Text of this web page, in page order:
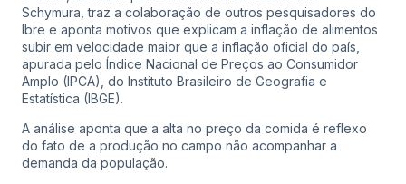
Schymura, traz a colaboração de outros pesquisadores do
Ibre e aponta motivos que explicam a inflação de alimentos
subir em velocidade maior que a inflação oficial do país,
apurada pelo Índice Nacional de Preços ao Consumidor
Amplo (IPCA), do Instituto Brasileiro de Geografia e
Estatística (IBGE).
A análise aponta que a alta no preço da comida é reflexo
do fato de a produção no campo não acompanhar a
demanda da população.